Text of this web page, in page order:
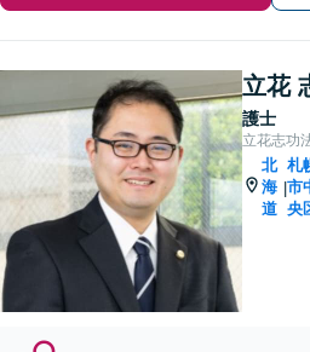
立花
護士
立花志功
北
海
道
|
札
市
央